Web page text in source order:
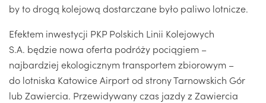
by to drogą kolejową dostarczane było paliwo lotnicze.
Efektem inwestycji PKP Polskich Linii Kolejowych
S.A. będzie nowa oferta podróży pociągiem –
najbardziej ekologicznym transportem zbiorowym –
do lotniska Katowice Airport od strony Tarnowskich Gór
lub Zawiercia. Przewidywany czas jazdy z Zawiercia